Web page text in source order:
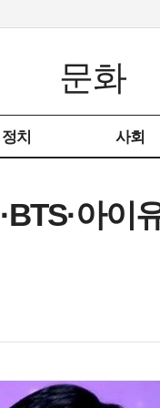
문화
정치 사회
아이